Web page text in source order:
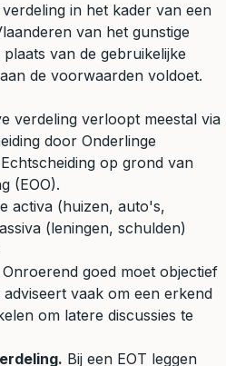
verdeling in het kader van een
van het gunstige
van de gebruikelijke
de voorwaarden voldoet.
verdeling verloopt meestal via
door Onderlinge
op grond van
(EOO).
activa (huizen, auto's,
(leningen, schulden)
Onroerend goed moet objectief
vaak om een erkend
om latere discussies te
Bij een EOT leggen